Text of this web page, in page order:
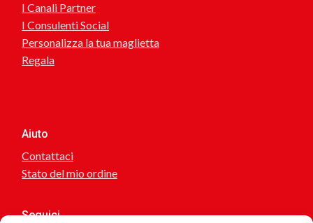
I Canali Partner
I Consulenti Social
Personalizza la tua maglietta
Regala
Aiuto
Contattaci
Stato del mio ordine
Seguici